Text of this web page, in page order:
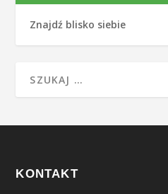
Znajdź blisko siebie
KONTAKT